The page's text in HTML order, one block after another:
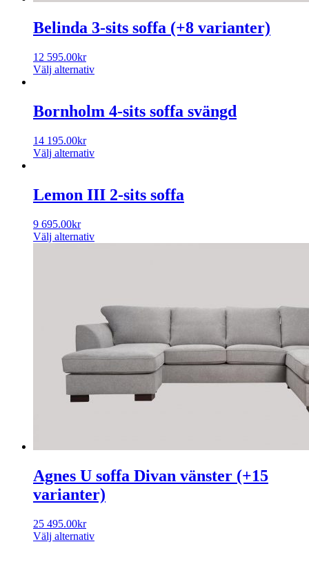
Belinda 3-sits soffa (+8 varianter)
12 595.00kr
Välj alternativ
Bornholm 4-sits soffa svängd
14 195.00kr
Välj alternativ
Lemon III 2-sits soffa
9 695.00kr
Välj alternativ
Agnes U soffa Divan vänster (+15
varianter)
25 495.00kr
Välj alternativ